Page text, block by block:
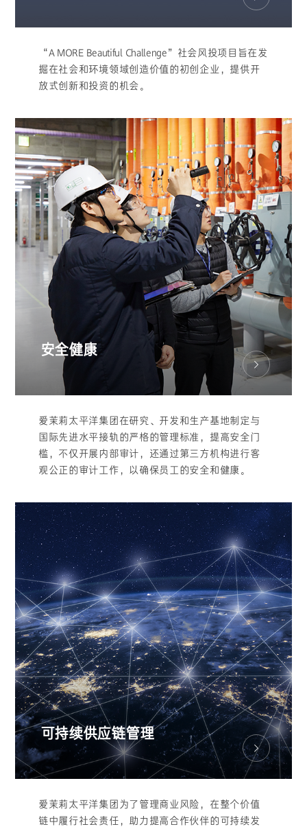
“A MORE Beautiful Challenge”社会风投项目旨在发
掘在社会和环境领域创造价值的初创企业，提供开
放式创新和投资的机会。
安全健康
爱茉莉太平洋集团在研究、开发和生产基地制定与
国际先进水平接轨的严格的管理标准，提高安全门
槛，不仅开展内部审计，还通过第三方机构进行客
观公正的审计工作，以确保员工的安全和健康。
可持续供应链管理
爱茉莉太平洋集团为了管理商业风险，在整个价值
链中履行社会责任，助力提高合作伙伴的可持续发